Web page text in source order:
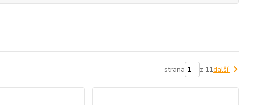
strana z 11další